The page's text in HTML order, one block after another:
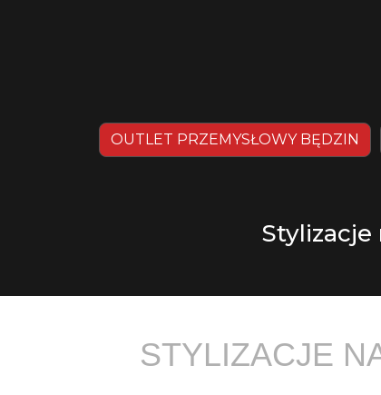
OUTLET PRZEMYSŁOWY BĘDZIN
Stylizacje
STYLIZACJE